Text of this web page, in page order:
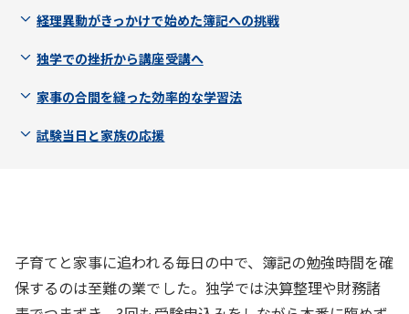
経理異動がきっかけで始めた簿記への挑戦
独学での挫折から講座受講へ
家事の合間を縫った効率的な学習法
試験当日と家族の応援
子育てと家事に追われる毎日の中で、簿記の勉強時間を確
保するのは至難の業でした。独学では決算整理や財務諸